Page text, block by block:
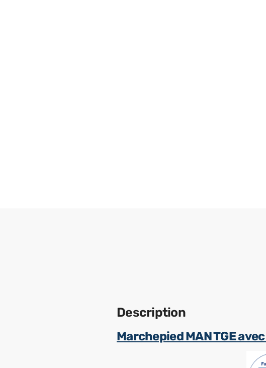
Description
Marchepied MAN TGE